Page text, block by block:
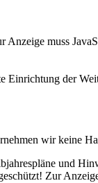
muss
Einrichtung der
wir keine
und
Zur